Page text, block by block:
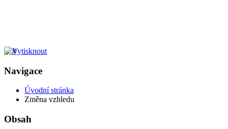
Navigace
Úvodní stránka
Změna vzhledu
Obsah